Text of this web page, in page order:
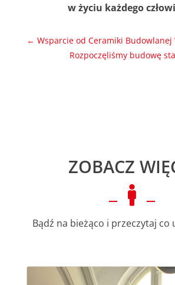
w życiu każdego
← Wsparcie od Ceramiki
Rozpoczęliśmy budowę
ZOBACZ

Bądź na bieżąco i przeczytaj co